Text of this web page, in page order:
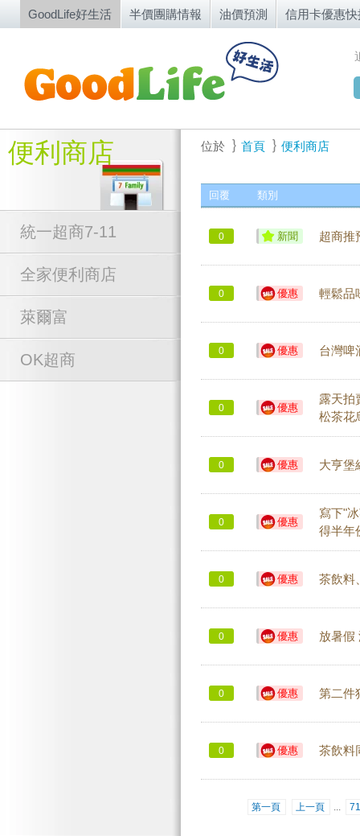
GoodLife好生活 半價團購情報 油價預測 信用卡優惠快
便利商店
統一超商7-11
全家便利商店
萊爾富
OK超商
位於 首頁 便利商店
回覆 類別
0 新聞 超商推
0 優惠 輕鬆品
0 優惠 台灣啤
0 優惠
露天拍
松茶花
0 優惠 大亨堡
0 優惠
寫下"
得半年
0 優惠 茶飲料
0 優惠 放暑假
0 優惠 第二件
0 優惠 茶飲料
第一頁 上一頁 ...